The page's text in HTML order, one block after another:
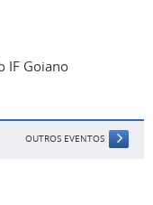
IF Goiano
OUTROS EVENTOS